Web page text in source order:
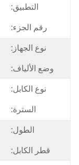
التطبيق:
رقم الجزء:
نوع الجهاز:
وضع الألياف:
نوع الكابل:
السترة:
الطول:
قطر الكابل: